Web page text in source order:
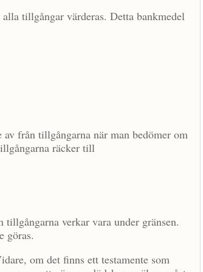
tillgångar värderas. Detta bankmedel
från tillgångarna när man bedömer om
räcker till
verkar vara under gränsen.
göras.
om det finns ett testamente som